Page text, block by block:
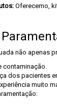
Oferecemo,
não apenas
contaminação.
dos pacientes
muito